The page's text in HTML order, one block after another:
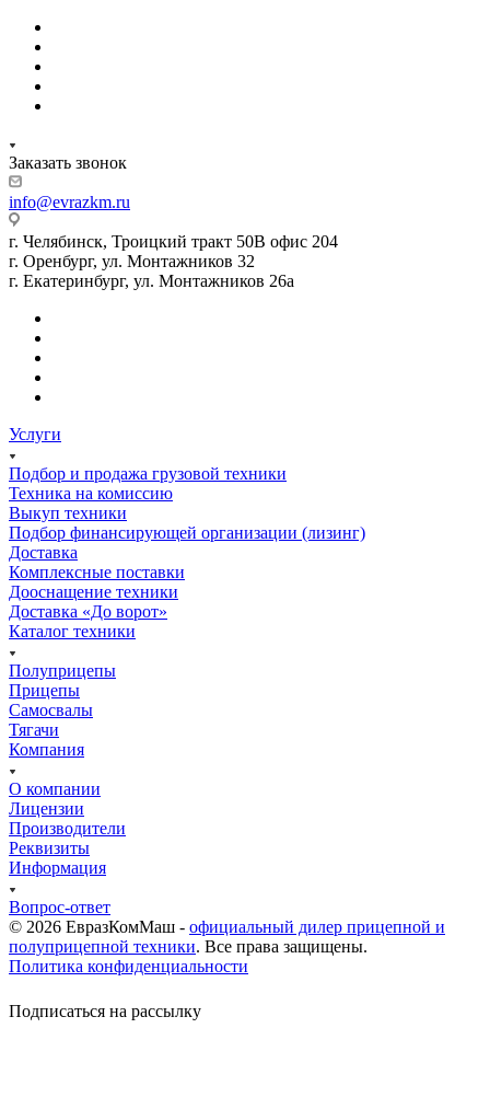
Заказать звонок
info@evrazkm.ru
г. Челябинск, Троицкий тракт 50В офис 204
г. Оренбург, ул. Монтажников 32
г. Екатеринбург, ул. Монтажников 26а
Услуги
Подбор и продажа грузовой техники
Техника на комиссию
Выкуп техники
Подбор финансирующей организации (лизинг)
Доставка
Комплексные поставки
Дооснащение техники
Доставка «До ворот»
Каталог техники
Полуприцепы
Прицепы
Самосвалы
Тягачи
Компания
О компании
Лицензии
Производители
Реквизиты
Информация
Вопрос-ответ
© 2026 ЕвразКомМаш - официальный дилер прицепной и
полуприцепной техники. Все права защищены.
Политика конфиденциальности
Подписаться на рассылку